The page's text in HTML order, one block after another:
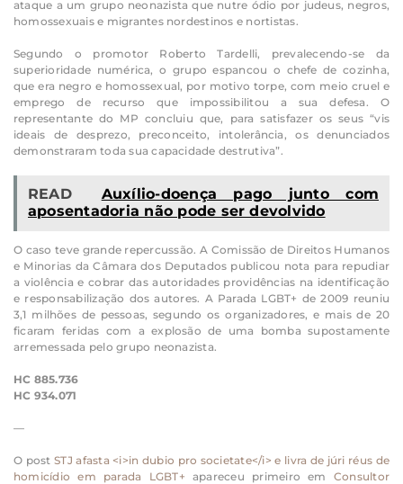
ataque a um grupo neonazista que nutre ódio por judeus, negros,
homossexuais e migrantes nordestinos e nortistas.
Segundo o promotor Roberto Tardelli, prevalecendo-se da
superioridade numérica, o grupo espancou o chefe de cozinha,
que era negro e homossexual, por motivo torpe, com meio cruel e
emprego de recurso que impossibilitou a sua defesa. O
representante do MP concluiu que, para satisfazer os seus “vis
ideais de desprezo, preconceito, intolerância, os denunciados
demonstraram toda sua capacidade destrutiva”.
READ
Auxílio-doença pago junto com
aposentadoria não pode ser devolvido
O caso teve grande repercussão. A Comissão de Direitos Humanos
e Minorias da Câmara dos Deputados publicou nota para repudiar
a violência e cobrar das autoridades providências na identificação
e responsabilização dos autores. A Parada LGBT+ de 2009 reuniu
3,1 milhões de pessoas, segundo os organizadores, e mais de 20
ficaram feridas com a explosão de uma bomba supostamente
arremessada pelo grupo neonazista.
HC 885.736
HC 934.071
—
O postSTJ afasta <i>in dubio pro societate</i> e livra de júri réus de
homicídio em parada LGBT+ apareceu primeiro em Consultor